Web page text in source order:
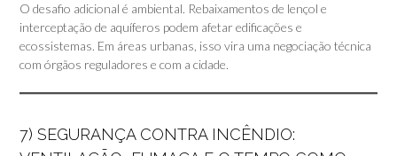
O desafio adicional é ambiental. Rebaixamentos de lençol e
interceptação de aquíferos podem afetar edificações e
ecossistemas. Em áreas urbanas, isso vira uma negociação técnica
com órgãos reguladores e com a cidade.
7) SEGURANÇA CONTRA INCÊNDIO: